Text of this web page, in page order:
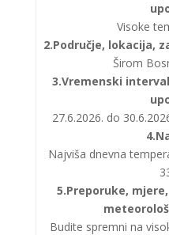
Visoke
2.Područje, lokacija,
Širom
3.Vremenski
27.6.2026. do
Najviša dnevna
5.Preporuke,
Budite spremni na